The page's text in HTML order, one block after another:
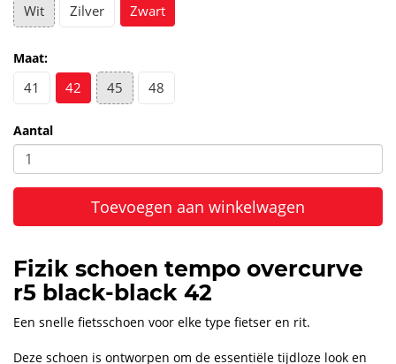
Wit Zilver Zwart
Maat:
41 42 45 48
Aantal
Toevoegen aan winkelwagen
Fizik schoen tempo overcurve
r5 black-black 42
Een snelle fietsschoen voor elke type fietser en rit.
Deze schoen is ontworpen om de essentiële tijdloze look en